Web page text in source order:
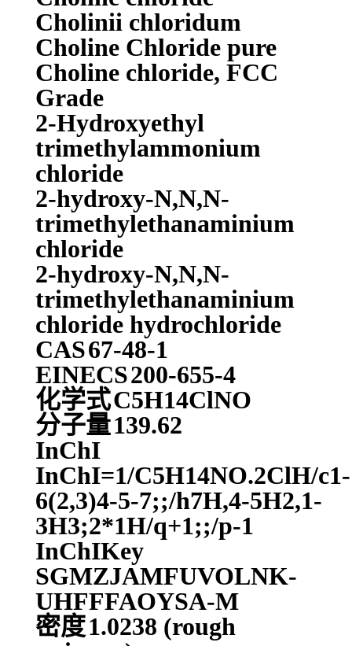
Cholinii chloridum
Choline Chloride pure
Choline chloride, FCC
Grade
2-Hydroxyethyl
trimethylammonium
chloride
2-hydroxy-N,N,N-
trimethylethanaminium
chloride
2-hydroxy-N,N,N-
trimethylethanaminium
chloride hydrochloride
CAS67-48-1
EINECS200-655-4
化学式C5H14ClNO
分子量139.62
InChI
InChI=1/C5H14NO.2ClH/c1-
6(2,3)4-5-7;;/h7H,4-5H2,1-
3H3;2*1H/q+1;;/p-1
InChIKey
SGMZJAMFUVOLNK-
UHFFFAOYSA-M
密度1.0238 (rough